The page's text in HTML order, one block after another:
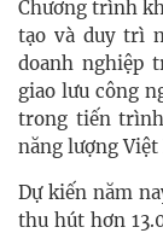
Chương trình
tạo và duy trì
doanh nghiệp
giao lưu công
trong tiến
năng lượng Việt
Dự kiến năm
thu hút hơn